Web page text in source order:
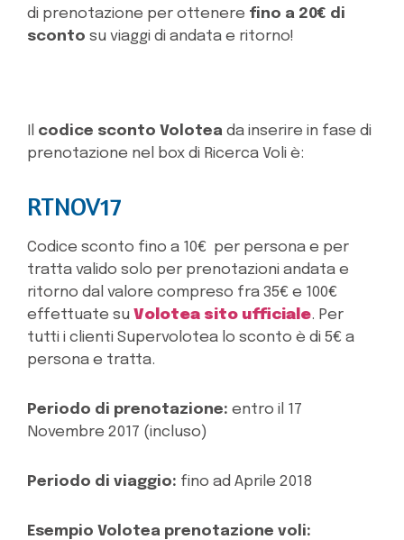
di prenotazione per ottenere fino a 20€ di
sconto su viaggi di andata e ritorno!
codice sconto Volotea da inserire in fase di
prenotazione nel box di Ricerca Voli è:
RTNOV17
Codice sconto fino a 10€ per persona e per
tratta valido solo per prenotazioni andata e
ritorno dal valore compreso fra 35€ e 100€
effettuate su Volotea sito ufficiale. Per
tutti i clienti Supervolotea lo sconto è di 5€ a
persona e tratta.
Periodo di prenotazione: entro il 17
Novembre 2017 (incluso)
Periodo di viaggio: fino ad Aprile 2018
Esempio Volotea prenotazione voli: